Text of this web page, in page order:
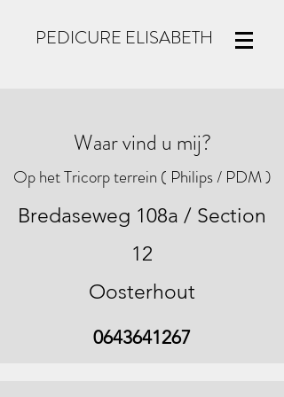
PEDICURE ELISABETH
Waar vind u mij?
Op het Tricorp terrein ( Philips / PDM )
Bredaseweg 108a / Section
12
Oosterhout
0643641267